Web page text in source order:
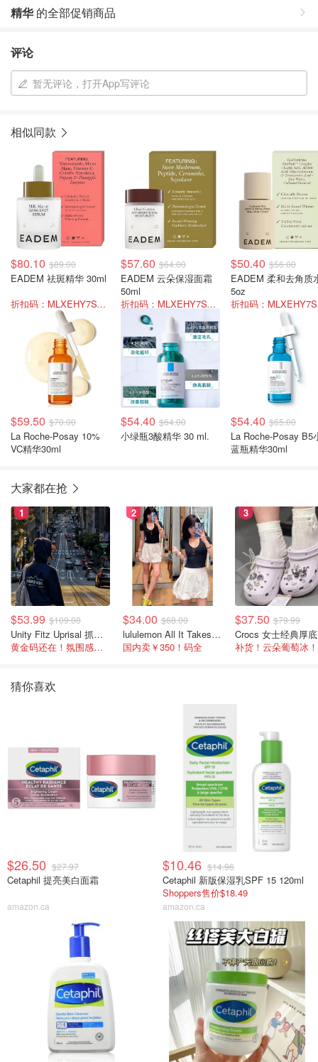
精华的全部促销商品
评论
暂无评论，打开App写评论
相似同款
$80.10 $89.00
EADEM 祛斑精华 30ml
折扣码：MLXEHY7SVFBW
$57.60 $64.00
EADEM 云朵保湿面霜
50ml
折扣码：MLXEHY7SVFBW
$50.40 $56.00
EADEM 柔和去角质
5oz
折
$59.50 $70.00
La Roche-Posay 10%
VC精华30ml
$54.40 $64.00
小绿瓶3酸精华 30 ml.
$54.40 $65.00
La Roche-Posay B5
蓝瓶精华30ml
大家都在抢
1
$53.99 $109.00
Unity Fitz Uprisal 抓绒卫衣
黄金码还在！氛围感之神
2
$34.00 $68.00
lululemon All It Takes Nulu 罗纹V领短袖T恤
国内卖￥350！码全
3
$37.50 $79.99
补货！云朵葡萄冰！
猜你喜欢
$26.50 $27.97
Cetaphil 提亮美白面霜
amazon.ca
$10.46 $14.96
Cetaphil 新版保湿乳SPF 15 120ml
Shoppers售价$18.49
amazon.ca